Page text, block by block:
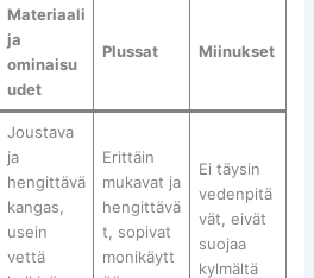
Materiaali
ja
ominaisu
udet
Plussat Miinukset
Joustava
ja
hengittävä
kangas,
usein
vettä
Erittäin
mukavat ja
hengittävä
t, sopivat
monikäytt
Ei täysin
vedenpitä
vät, eivät
suojaa
kylmältä